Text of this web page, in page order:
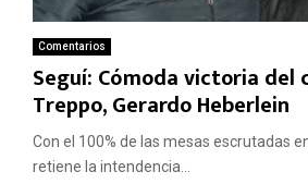
Comentarios
Seguí: Cómoda victoria del
Treppo, Gerardo Heberlein
Con el 100% de las mesas escrutadas
retiene la intendencia...